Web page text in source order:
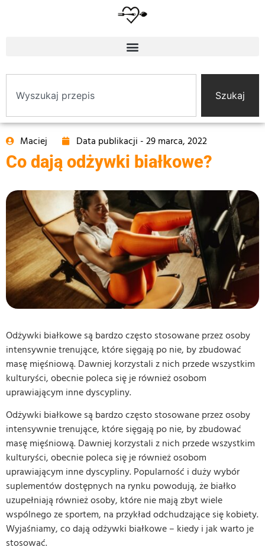
Szukaj
Maciej Data publikacji - 29 marca, 2022
Co dają odżywki białkowe?
Odżywki białkowe są bardzo często stosowane przez osoby
intensywnie trenujące, które sięgają po nie, by zbudować
masę mięśniową. Dawniej korzystali z nich przede wszystkim
kulturyści, obecnie poleca się je również osobom
uprawiającym inne dyscypliny.
Odżywki białkowe są bardzo często stosowane przez osoby
intensywnie trenujące, które sięgają po nie, by zbudować
masę mięśniową. Dawniej korzystali z nich przede wszystkim
kulturyści, obecnie poleca się je również osobom
uprawiającym inne dyscypliny. Popularność i duży wybór
suplementów dostępnych na rynku powodują, że białko
uzupełniają również osoby, które nie mają zbyt wiele
wspólnego ze sportem, na przykład odchudzające się kobiety.
Wyjaśniamy, co dają odżywki białkowe – kiedy i jak warto je
stosować.